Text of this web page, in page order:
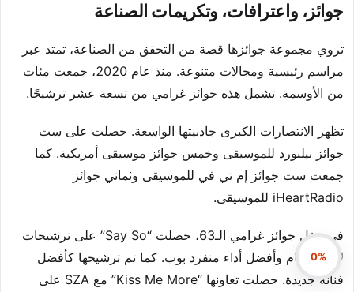
جوائز، واعترافات، وتكريمات الصناعة
تروي مجموعة جوائزها قصة من التحقق من الصناعة، تمتد عبر
مراسم رئيسية ومجالات متنوعة. منذ عام 2020، جمعت مئات
من الأوسمة. تشمل هذه جوائز غرامي من تسعة عشر ترشيحًا.
تظهر الانتصارات الكبرى جاذبيتها الواسعة. حصلت على ست
جوائز بيلبورد للموسيقى وخمس جوائز موسيقى أمريكية. كما
جمعت ست جوائز إم تي في للموسيقى وثماني جوائز
iHeartRadio للموسيقى.
في حفل جوائز غرامي الـ63، حصلت “Say So” على ترشيحات
لأغنية العام وأفضل أداء منفرد بوب. كما تم ترشيحها كأفضل
فنانة جديدة. حصلت تعاونها “Kiss Me More” مع SZA على
0%